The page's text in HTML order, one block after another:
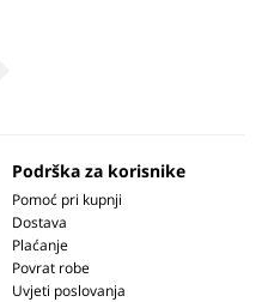
Podrška za korisnike
Pomoć pri kupnji
Dostava
Plaćanje
Povrat robe
Uvjeti poslovanja